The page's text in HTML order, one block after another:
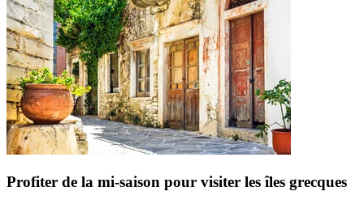
Profiter de la mi-saison pour visiter les îles grecques